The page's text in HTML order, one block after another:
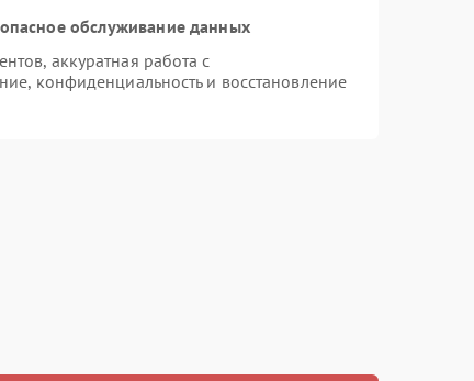
обслуживание данных
аккуратная работа с
конфиденциальность и восстановление